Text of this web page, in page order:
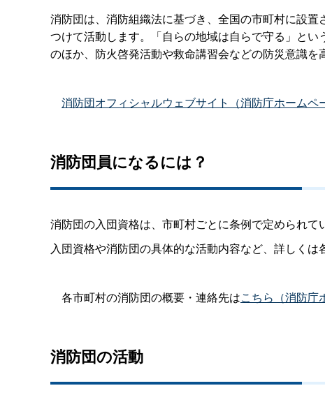
消防団は、消防組織法に基づき、全国の市町村に設
つけて活動します。「自らの地域は自らで守る」と
のほか、防火啓発活動や救命講習会などの防災意識を
消防団オフィシャルウェブサイト（消防庁ホームペ
消防団員になるには？
消防団の入団資格は、市町村ごとに条例で定められ
入団資格や消防団の具体的な活動内容など、詳しくは
各市町村の消防団の概要・連絡先はこちら（消防庁
消防団の活動